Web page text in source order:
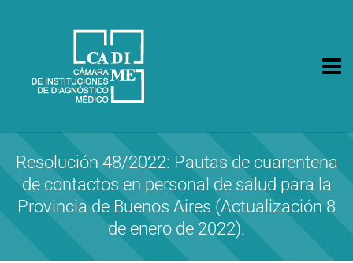
CA.DI.ME.
Cámara de Instituciones de Diagnóstico Médico
Resolución 48/2022: Pautas de cuarentena
de contactos en personal de salud para la
Provincia de Buenos Aires (Actualización 8
de enero de 2022).